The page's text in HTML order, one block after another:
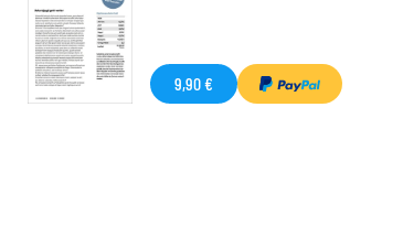
9,90 €